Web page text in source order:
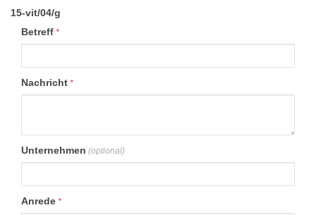
15-vit/04/g
Betreff *
Nachricht *
Unternehmen (optional)
Anrede *